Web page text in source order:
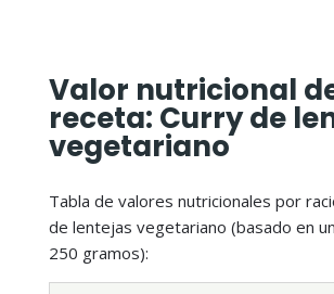
Valor nutricional
receta: Curry de
vegetariano
Tabla de valores nutricionales por
de lentejas vegetariano (basado en
250 gramos):